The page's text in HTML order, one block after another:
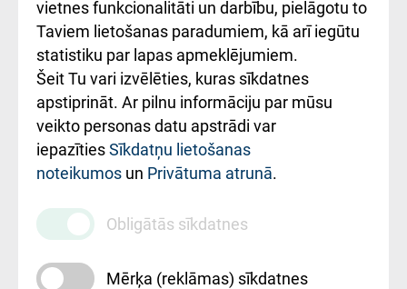
Rēķinu apmaksas
ceļvedis
Rekvizīti un
ārstniecības
iestādes kods
010000234
Maksas
pakalpojumu
cenrādis
vietnes funkcionalitāti un darbību, pielāgotu to
Taviem lietošanas paradumiem, kā arī iegūtu
statistiku par lapas apmeklējumiem.
Šeit Tu vari izvēlēties, kuras sīkdatnes
apstiprināt. Ar pilnu informāciju par mūsu
veikto personas datu apstrādi var
iepazītiesSīkdatņu lietošanas
noteikumos un Privātuma atrunā.
Obligātās sīkdatnes
Mērķa (reklāmas) sīkdatnes